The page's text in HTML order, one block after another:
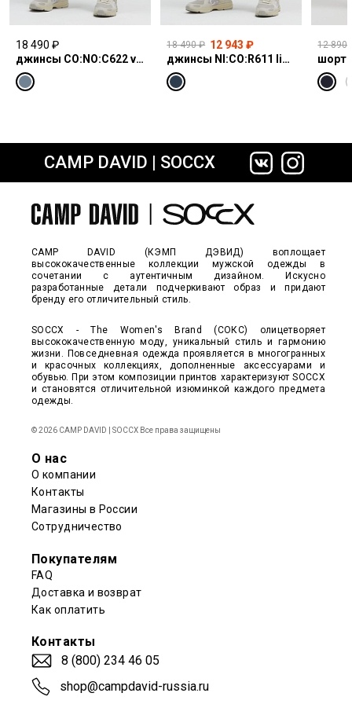
сайте СДЭК
18 490 ₽
джинсы CO:NO:C622 vintage blue print
18 490 ₽ 12 943 ₽
джинсы NI:CO:R611 light vintage print jogg
12 890
CAMP DAVID | SOCCX
CAMP DAVID (КЭМП ДЭВИД) воплощает
высококачественные коллекции мужской одежды в
сочетании с аутентичным дизайном. Искусно
разработанные детали подчеркивают образ и придают
бренду его отличительный стиль.
SOCCX - The Women's Brand (СОКС) олицетворяет
высококачественную моду, уникальный стиль и гармонию
жизни. Повседневная одежда проявляется в многогранных
и красочных коллекциях, дополненные аксессуарами и
обувью. При этом композиции принтов характеризуют SOCCX
и становятся отличительной изюминкой каждого предмета
одежды.
© 2026 CAMP DAVID | SOCCX Все права защищены
О нас
О компании
Контакты
Магазины в России
Сотрудничество
Покупателям
FAQ
Доставка и возврат
Как оплатить
Контакты
8 (800) 234 46 05
shop@campdavid-russia.ru